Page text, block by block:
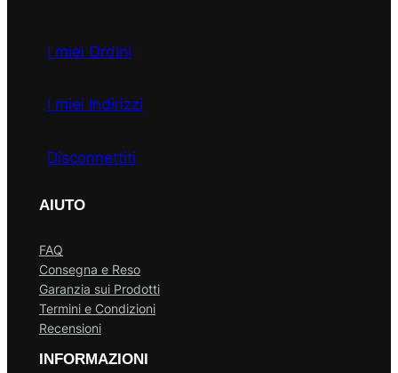
I miei Ordini
I miei Indirizzi
Disconnettiti
AIUTO
FAQ
Consegna e Reso
Garanzia sui Prodotti
Termini e Condizioni
Recensioni
INFORMAZIONI